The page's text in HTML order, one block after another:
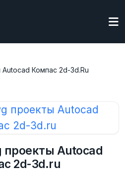
Компас 2d-3d.ru
проекты Autocad
2d-3d.ru